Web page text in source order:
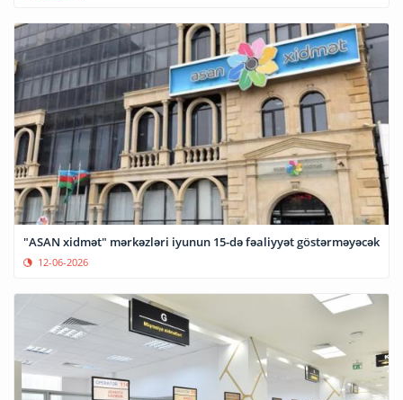
"ASAN xidmət" mərkəzləri iyunun 15-də fəaliyyət göstərməyəcək
12-06-2026